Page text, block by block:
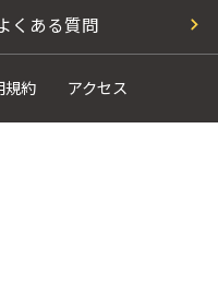
くある質問
規約 アクセス